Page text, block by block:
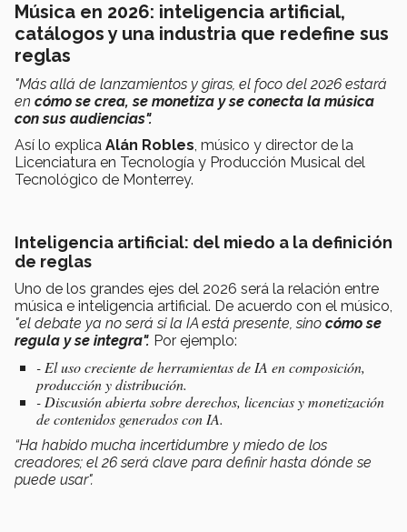
Música en 2026: inteligencia artificial,
catálogos y una industria que redefine sus
reglas
"Más allá de lanzamientos y giras, el foco del 2026 estará
en cómo se crea, se monetiza y se conecta la música
con sus audiencias".
Así lo explica Alán Robles, músico y director de la
Licenciatura en Tecnología y Producción Musical del
Tecnológico de Monterrey.
Inteligencia artificial: del miedo a la definición
de reglas
Uno de los grandes ejes del 2026 será la relación entre
música e inteligencia artificial. De acuerdo con el músico,
"el debate ya no será si la IA está presente, sino cómo se
regula y se integra". Por ejemplo:
- El uso creciente de herramientas de IA en composición,
producción y distribución.
- Discusión abierta sobre derechos, licencias y monetización
de contenidos generados con IA.
“Ha habido mucha incertidumbre y miedo de los
creadores; el 26 será clave para definir hasta dónde se
puede usar".